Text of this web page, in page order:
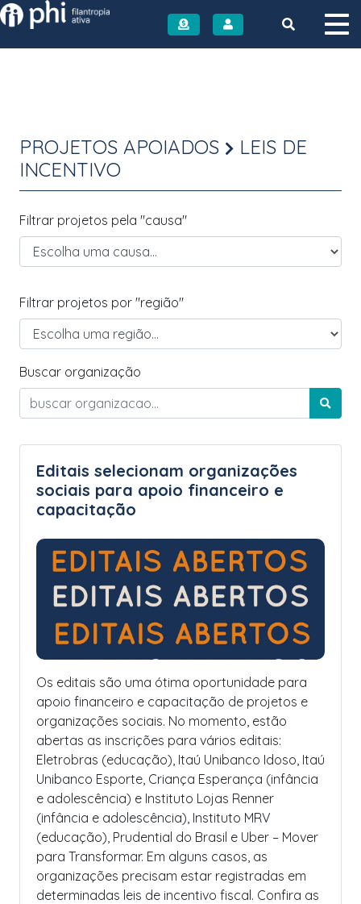
Instituto PHI
PROJETOS APOIADOS
LEIS DE
INCENTIVO
Filtrar projetos pela "causa"
Filtrar projetos por "região"
Buscar organização
Editais selecionam organizações
sociais para apoio financeiro e
capacitação
Os editais são uma ótima oportunidade para
apoio financeiro e capacitação de projetos e
organizações sociais. No momento, estão
abertas as inscrições para vários editais:
Eletrobras (educação), Itaú Unibanco Idoso, Itaú
Unibanco Esporte, Criança Esperança (infância
e adolescência) e Instituto Lojas Renner
(infância e adolescência), Instituto MRV
(educação), Prudential do Brasil e Uber – Mover
para Transformar. Em alguns casos, as
organizações precisam estar registradas em
determinadas leis de incentivo fiscal. Confira as